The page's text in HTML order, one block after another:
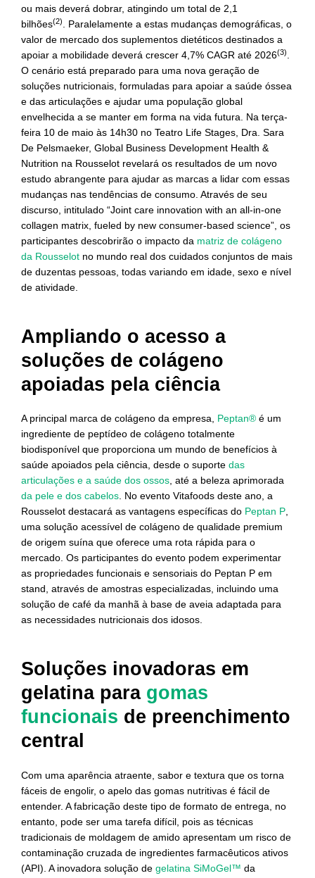
ou mais deverá dobrar, atingindo um total de 2,1
bilhões(2)
. Paralelamente a estas mudanças demográficas, o
valor de mercado dos suplementos dietéticos destinados a
apoiar a mobilidade deverá crescer 4,7% CAGR até 2026(3)
O cenário está preparado para uma nova geração de
soluções nutricionais, formuladas para apoiar a saúde óssea
e das articulações e ajudar uma população global
envelhecida a se manter em forma na vida futura. Na terça-
feira 10 de maio às 14h30 no Teatro Life Stages, Dra. Sara
De Pelsmaeker, Global Business Development Health &
Nutrition na Rousselot revelará os resultados de um novo
estudo abrangente para ajudar as marcas a lidar com essas
mudanças nas tendências de consumo. Através de seu
discurso, intitulado “Joint care innovation with an all-in-one
collagen matrix, fueled by new consumer-based science”, os
participantes descobrirão o impacto da matriz de colágeno
da Rousselot no mundo real dos cuidados conjuntos de mais
de duzentas pessoas, todas variando em idade, sexo e nível
de atividade.
Ampliando o acesso a
soluções de colágeno
apoiadas pela ciência
A principal marca de colágeno da empresa, Peptan® é um
ingrediente de peptídeo de colágeno totalmente
biodisponível que proporciona um mundo de benefícios à
saúde apoiados pela ciência, desde o suporte das
articulações e a saúde dos ossos, até a beleza aprimorada
da pele e dos cabelos. No evento Vitafoods deste ano, a
Rousselot destacará as vantagens específicas do Peptan P,
uma solução acessível de colágeno de qualidade premium
de origem suína que oferece uma rota rápida para o
mercado. Os participantes do evento podem experimentar
as propriedades funcionais e sensoriais do Peptan P em
stand, através de amostras especializadas, incluindo uma
solução de café da manhã à base de aveia adaptada para
as necessidades nutricionais dos idosos.
Soluções inovadoras em
gelatina para gomas
funcionais de preenchimento
central
Com uma aparência atraente, sabor e textura que os torna
fáceis de engolir, o apelo das gomas nutritivas é fácil de
entender. A fabricação deste tipo de formato de entrega, no
entanto, pode ser uma tarefa difícil, pois as técnicas
tradicionais de moldagem de amido apresentam um risco de
contaminação cruzada de ingredientes farmacêuticos ativos
(API). A inovadora solução de gelatina SiMoGel™ da